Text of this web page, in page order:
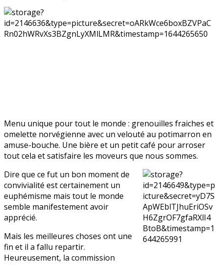
Menu unique pour tout le monde : grenouilles fraiches et
omelette norvégienne avec un velouté au potimarron en
amuse-bouche. Une bière et un petit café pour arroser
tout cela et satisfaire les moveurs que nous sommes.
Dire que ce fut un bon moment de
convivialité est certainement un
euphémisme mais tout le monde
semble manifestement avoir
apprécié.
Mais les meilleures choses ont une
fin et il a fallu repartir.
Heureusement, la commission